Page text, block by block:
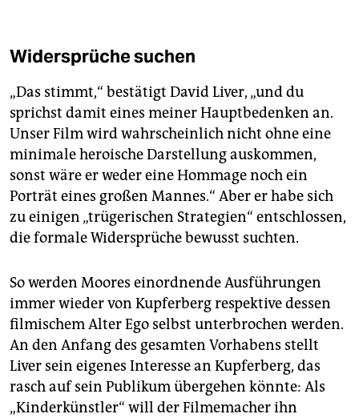
Widersprüche suchen
„Das stimmt,“ bestätigt David Liver, „und du
sprichst damit eines meiner Hauptbedenken an.
Unser Film wird wahrscheinlich nicht ohne eine
minimale heroische Darstellung auskommen,
sonst wäre er weder eine Hommage noch ein
Porträt eines großen Mannes.“ Aber er habe sich
zu einigen „trügerischen Strategien“ entschlossen,
die formale Widersprüche bewusst suchten.
So werden Moores einordnende Ausführungen
immer wieder von Kupferberg respektive dessen
filmischem Alter Ego selbst unterbrochen werden.
An den Anfang des gesamten Vorhabens stellt
Liver sein eigenes Interesse an Kupferberg, das
rasch auf sein Publikum übergehen könnte: Als
„Kinderkünstler“ will der Filmemacher ihn